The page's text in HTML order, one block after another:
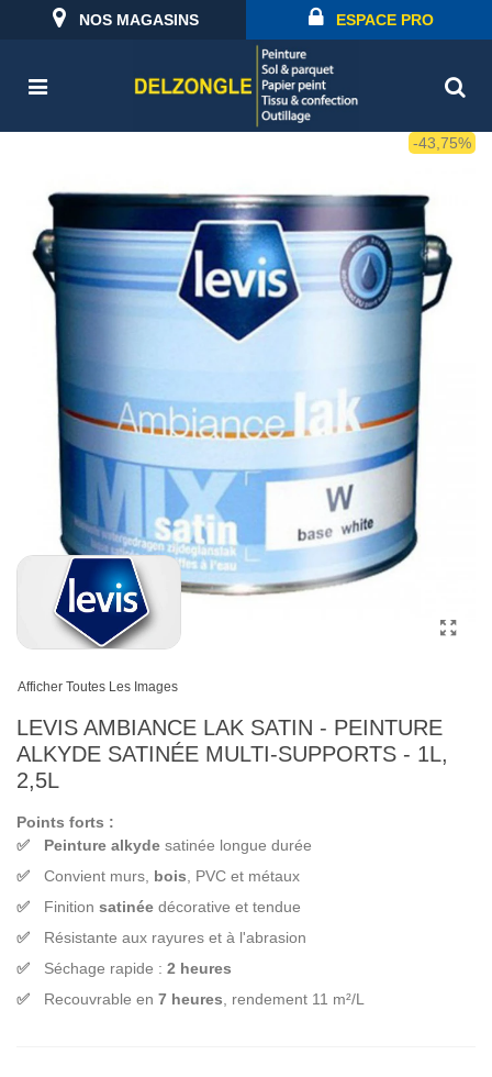
NOS MAGASINS ESPACE PRO
-43,75%
Afficher Toutes Les Images
LEVIS AMBIANCE LAK SATIN - PEINTURE
ALKYDE SATINÉE MULTI-SUPPORTS - 1L,
2,5L
Points forts :
Peinture alkyde satinée longue durée
Convient murs, bois, PVC et métaux
Finition satinée décorative et tendue
Résistante aux rayures et à l'abrasion
Séchage rapide : 2 heures
Recouvrable en 7 heures, rendement 11 m²/L